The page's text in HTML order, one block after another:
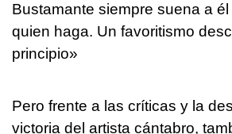
Bustamante siempre suena a
quien haga. Un favoritismo
principio»
Pero frente a las críticas y la
victoria del artista cántabro,